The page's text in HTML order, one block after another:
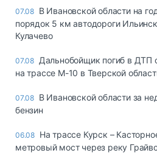
07.08 В Ивановской области на
порядок 5 км автодороги
Кулачево
07.08 Дальнобойщик погиб в ДТП
на трассе М-10 в Тверской
07.08 В Ивановской области за
бензин
06.08 На трассе Курск –
метровый мост через реку